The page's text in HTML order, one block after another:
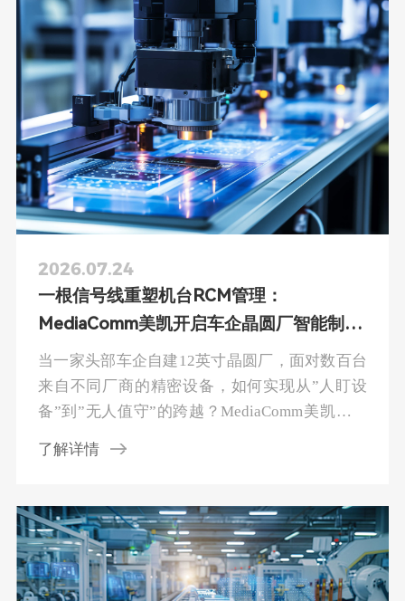
2026.07.24
一根信号线重塑机台RCM管理：
MediaComm美凯开启车企晶圆厂智能制造
新范式
当一家头部车企自建12英寸晶圆厂，面对数百台
来自不同厂商的精密设备，如何实现从”人盯设
备”到”无人值守”的跨越？MediaComm美凯机台
线，打通无尘车间与工艺控制中心的”最后一公
了解详情